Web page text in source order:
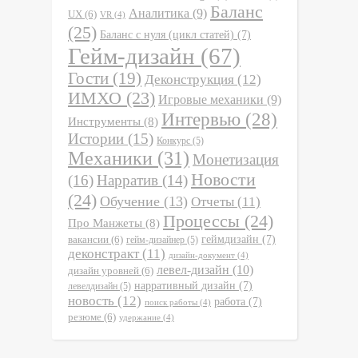
UX (6) VR (4) Аналитика (9) Баланс
(25) Баланс с нуля (цикл статей) (7)
Гейм-дизайн (67)
Гости (19) Деконструкция (12)
ИМХО (23) Игровые механики (9)
Инструменты (8) Интервью (28)
Истории (15) Конкурс (5)
Механики (31) Монетизация
(16) Нарратив (14) Новости
(24) Обучение (13) Отчеты (11)
Про Манжеты (8) Процессы (24)
вакансии (6) гейм-дизайнер (5) геймдизайн (7)
деконстракт (11) дизайн-документ (4)
дизайн уровней (6) левел-дизайн (10)
левелдизайн (5) нарративный дизайн (7)
новость (12) поиск работы (4) работа (7)
резюме (6) удержание (4)